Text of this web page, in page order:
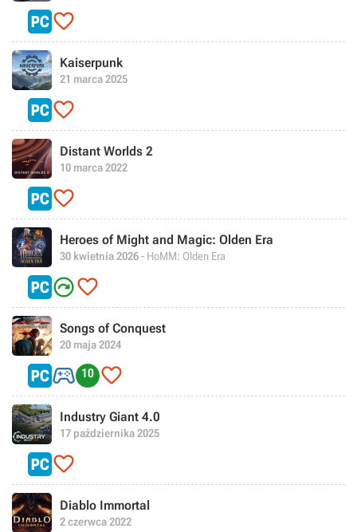

Kaiserpunk
21 marca 2025

Distant Worlds 2
10 marca 2022

Heroes of Might and Magic: Olden Era
30 kwietnia 2026- HoMM: Olden Era

Songs of Conquest
20 maja 2024
 10 
Industry Giant 4.0
17 października 2025

Diablo Immortal
2 czerwca 2022